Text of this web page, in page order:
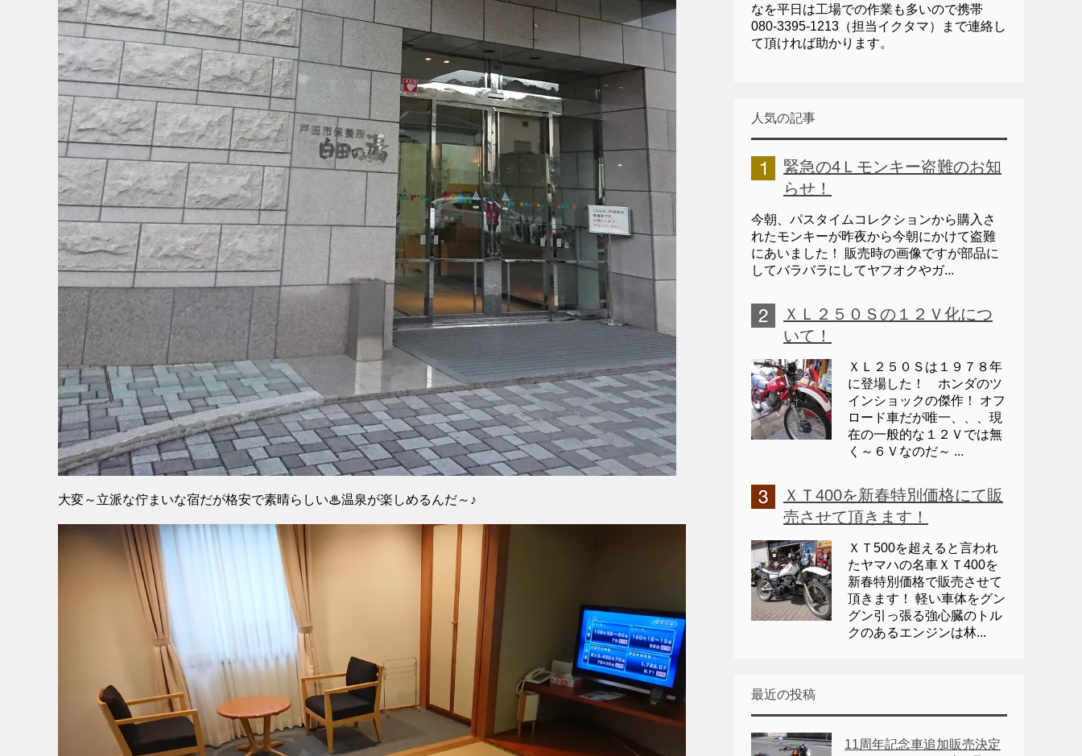
大変～立派な佇まいな宿だが格安で素晴らしい♨温泉が楽しめるんだ～♪
なを平日は工場での作業も多いので携帯
080-3395-1213（担当イクタマ）まで連絡し
て頂ければ助かります。
人気の記事
緊急の4Ｌモンキー盗難のお知
らせ！
今朝、パスタイムコレクションから購入さ
れたモンキーが昨夜から今朝にかけて盗難
にあいました！ 販売時の画像ですが部品に
してバラバラにしてヤフオクやガ...
ＸＬ２５０Ｓの１２Ｖ化につ
いて！
ＸＬ２５０Ｓは１９７８年
に登場した！ ホンダのツ
インショックの傑作！ オフ
ロード車だが唯一、、、現
在の一般的な１２Ｖでは無
く～６Ｖなのだ～ ...
ＸＴ400を新春特別価格にて販
売させて頂きます！
ＸＴ500を超えると言われ
たヤマハの名車ＸＴ400を
新春特別価格で販売させて
頂きます！ 軽い車体をグン
グン引っ張る強心臓のトル
クのあるエンジンは林...
最近の投稿
11周年記念車追加販売決定